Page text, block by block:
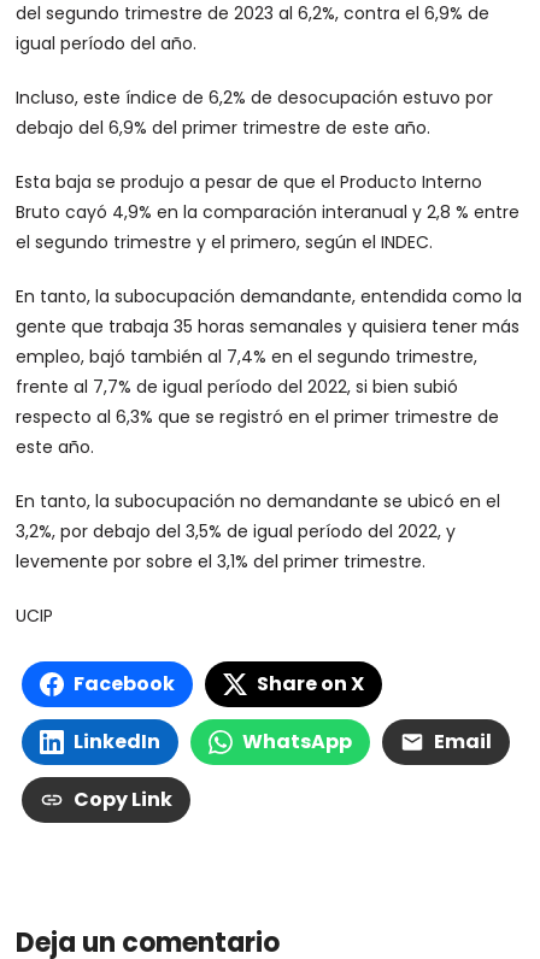
del segundo trimestre de 2023 al 6,2%, contra el 6,9% de
igual período del año.
Incluso, este índice de 6,2% de desocupación estuvo por
debajo del 6,9% del primer trimestre de este año.
Esta baja se produjo a pesar de que el Producto Interno
Bruto cayó 4,9% en la comparación interanual y 2,8 % entre
el segundo trimestre y el primero, según el INDEC.
En tanto, la subocupación demandante, entendida como la
gente que trabaja 35 horas semanales y quisiera tener más
empleo, bajó también al 7,4% en el segundo trimestre,
frente al 7,7% de igual período del 2022, si bien subió
respecto al 6,3% que se registró en el primer trimestre de
este año.
En tanto, la subocupación no demandante se ubicó en el
3,2%, por debajo del 3,5% de igual período del 2022, y
levemente por sobre el 3,1% del primer trimestre.
UCIP
Facebook Share on X
LinkedIn WhatsApp Email
Copy Link
Deja un comentario